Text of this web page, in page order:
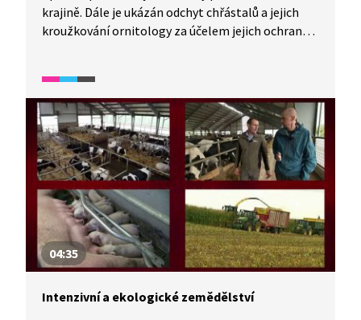
krajině. Dále je ukázán odchyt chřástalů a jejich
kroužkování ornitology za účelem jejich ochrany.
je dále představen i strakapoud malý. Na malém
lesním rybníku jsou ukázány porosty ďáblíku
bahenního, který je jedovatou bylinou příbuznou
árónu. Představí se jednokvítek velekvětý, který
žije v symbióze s houbou. V lese jsou pak ukázáni
stěhovaví čápi černí, kteří zimují v rovníkové
Africe.
04:35
Intenzivní a ekologické zemědělství